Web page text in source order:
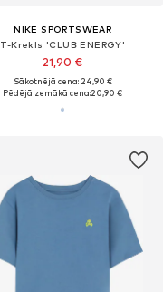
NIKE SPORTSWEAR
T-Krekls 'CLUB ENERGY'
21,90 €
Sākotnējā cena: 24,90 €
Pēdējā zemākā cena:20,90 €